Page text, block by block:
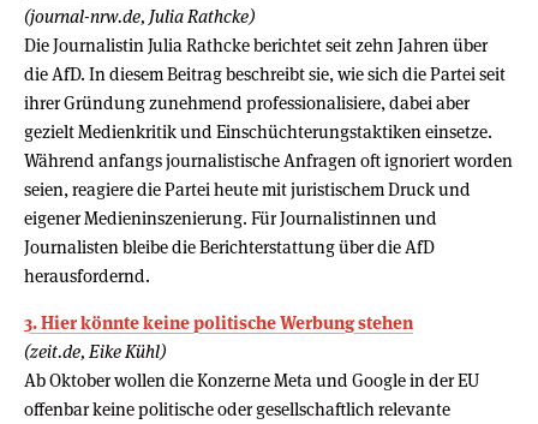
(journal-nrw.de, Julia Rathcke)
Die Journalistin Julia Rathcke berichtet seit zehn Jahren über
die AfD. In diesem Beitrag beschreibt sie, wie sich die Partei seit
ihrer Gründung zunehmend professionalisiere, dabei aber
gezielt Medienkritik und Einschüchterungstaktiken einsetze.
Während anfangs journalistische Anfragen oft ignoriert worden
seien, reagiere die Partei heute mit juristischem Druck und
eigener Medieninszenierung. Für Journalistinnen und
Journalisten bleibe die Berichterstattung über die AfD
herausfordernd.
3. Hier könnte keine politische Werbung stehen
(zeit.de, Eike Kühl)
Ab Oktober wollen die Konzerne Meta und Google in der EU
offenbar keine politische oder gesellschaftlich relevante